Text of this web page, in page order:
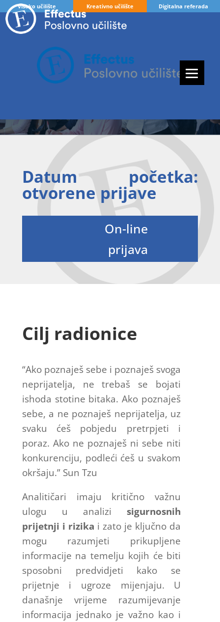
Visoko učilište Kreativno učilište Digitalna referada
Datum početka:
otvorene prijave
On-line
prijava
Cilj radionice
“Ako poznaješ sebe i poznaješ svoga
neprijatelja, ne trebaš se bojati
ishoda stotine bitaka. Ako poznaješ
sebe, a ne poznaješ neprijatelja, uz
svaku ćeš pobjedu pretrpjeti i
poraz. Ako ne poznaješ ni sebe niti
konkurenciju, podleći ćeš u svakom
okršaju.” Sun Tzu
Analitičari imaju kritično važnu
ulogu u analizi
sigurnosnih
prijetnji i rizika i zato je ključno da
mogu razumjeti prikupljene
informacije na temelju kojih će biti
sposobni predvidjeti kako se
prijetnje i ugroze mijenjaju. U
današnje vrijeme razumijevanje
informacija jednako je važno kao i